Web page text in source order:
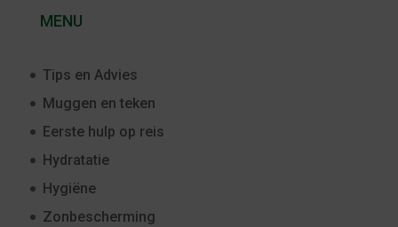
MENU
Tips en Advies
Muggen en teken
Eerste hulp op reis
Hydratatie
Hygiëne
Zonbescherming